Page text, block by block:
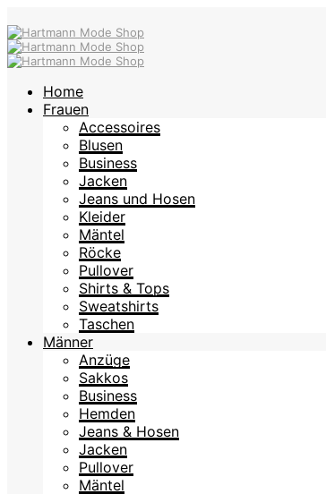
Home
Frauen
Accessoires
Blusen
Business
Jacken
Jeans und Hosen
Kleider
Mäntel
Röcke
Pullover
Shirts & Tops
Sweatshirts
Taschen
Männer
Anzüge
Sakkos
Business
Hemden
Jeans & Hosen
Jacken
Pullover
Mäntel